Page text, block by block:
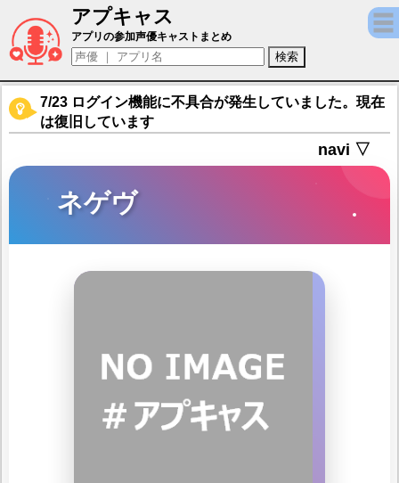
アプキャス
ネゲヴ（声優：諏訪彩花)【ドールズフロン
アプリの参加声優キャストまとめ
7/23 ログイン機能に不具合が発生していました。現在
は復旧しています
navi ▽
ネゲヴ